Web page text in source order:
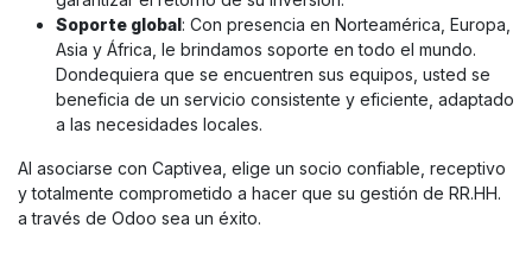
Soporte global: Con presencia en Norteamérica, Europa,
Asia y África, le brindamos soporte en todo el mundo.
Dondequiera que se encuentren sus equipos, usted se
beneficia de un servicio consistente y eficiente, adaptado
a las necesidades locales.
Al asociarse con Captivea, elige un socio confiable, receptivo
y totalmente comprometido a hacer que su gestión de RR.HH.
a través de Odoo sea un éxito.